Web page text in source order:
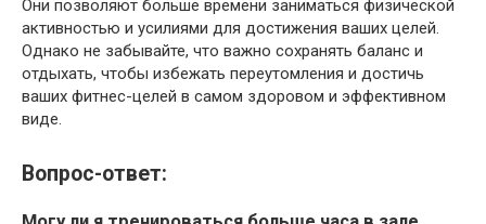
Они позволяют больше времени заниматься физической
активностью и усилиями для достижения ваших целей.
Однако не забывайте, что важно сохранять баланс и
отдыхать, чтобы избежать переутомления и достичь
ваших фитнес-целей в самом здоровом и эффективном
виде.
Вопрос-ответ: